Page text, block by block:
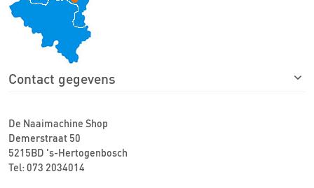
Contact gegevens
De Naaimachine Shop
Demerstraat 50
5215BD 's-Hertogenbosch
Tel: 073 2034014